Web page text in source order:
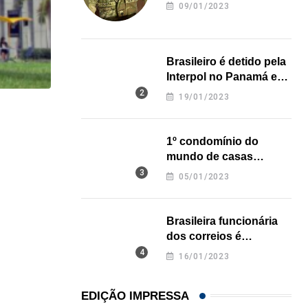
HISTÓRICO
Açaí é reconhecido oficialmente como fruto
09/01/2023
Brasileiro é detido pela
Interpol no Panamá e
pode pegar prisão
19/01/2023
1º condomínio do
mundo de casas
impressas em 3D é
05/01/2023
Brasileira funcionária
dos correios é
assassinada a facadas
16/01/2023
EDIÇÃO IMPRESSA